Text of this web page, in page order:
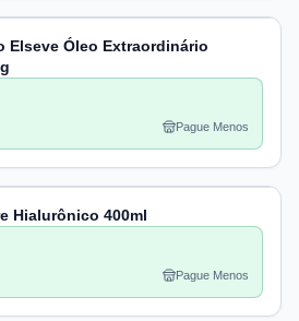
Elseve Óleo Extraordinário
Pague Menos
Hialurônico 400ml
Pague Menos